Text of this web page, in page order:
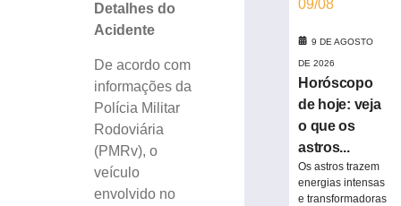
Detalhes do
Acidente
De acordo com
informações da
Polícia Militar
Rodoviária
(PMRv), o
veículo
envolvido no
9 DE AGOSTO
DE 2026
Horóscopo
de hoje: veja
o que os
astros...
Os astros trazem
energias intensas
e transformadoras